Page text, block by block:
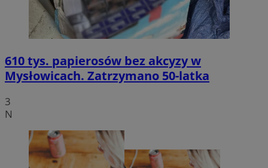
610 tys. papierosów bez akcyzy w
Mysłowicach. Zatrzymano 50-latka
3
N